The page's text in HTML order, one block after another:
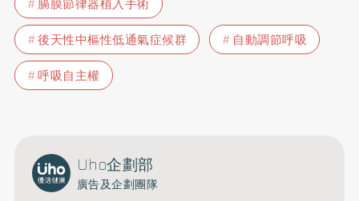
後天性中樞性低通氣症候群
自動調節呼吸
呼吸自主權
Uho企劃部
廣告及企劃團隊